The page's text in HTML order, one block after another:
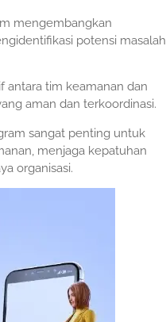
mengembangkan
potensi masalah
antara tim keamanan dan
aman dan terkoordinasi.
sangat penting untuk
menjaga kepatuhan
organisasi.